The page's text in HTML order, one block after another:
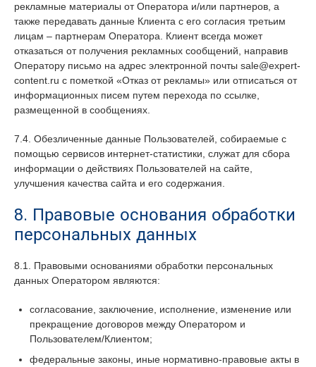
рекламные материалы от Оператора и/или партнеров, а
также передавать данные Клиента с его согласия третьим
лицам – партнерам Оператора. Клиент всегда может
отказаться от получения рекламных сообщений, направив
Оператору письмо на адрес электронной почты sale@expert-
content.ru с пометкой «Отказ от рекламы» или отписаться от
информационных писем путем перехода по ссылке,
размещенной в сообщениях.
7.4. Обезличенные данные Пользователей, собираемые с
помощью сервисов интернет-статистики, служат для сбора
информации о действиях Пользователей на сайте,
улучшения качества сайта и его содержания.
8. Правовые основания обработки
персональных данных
8.1. Правовыми основаниями обработки персональных
данных Оператором являются:
согласование, заключение, исполнение, изменение или
прекращение договоров между Оператором и
Пользователем/Клиентом;
федеральные законы, иные нормативно-правовые акты в